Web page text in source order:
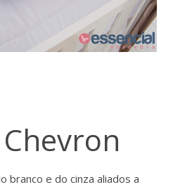
branco e do cinza aliados a